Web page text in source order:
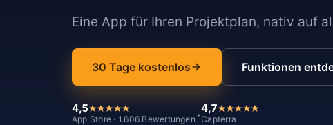
Eine App für Ihren Projektplan, nativ auf
30 Tage kostenlos Funktionen
4,5
App Store · 1.606 Bewertungen *
4,7
Capterra